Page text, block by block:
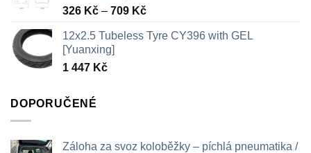
326 Kč – 709 KčRozpětí
326 Kč
12x2.5 Tubeless Tyre CY396 with GEL
[Yuanxing]
1 447 Kč
DOPORUČENÉ
Záloha za svoz koloběžky – píchlá pneumatika /